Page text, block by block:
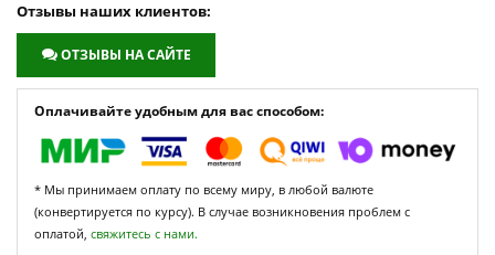
Отзывы наших клиентов:
ОТЗЫВЫ НА САЙТЕ
Оплачивайте удобным для вас способом:
* Мы принимаем оплату по всему миру, в любой валюте
(конвертируется по курсу). В случае возникновения проблем с
оплатой, свяжитесь с нами.